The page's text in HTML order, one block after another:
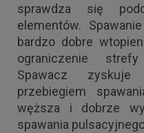
sprawdza się
elementów.
bardzo dobre
ograniczenie
Spawacz
przebiegiem
węższa i dobrze
spawania